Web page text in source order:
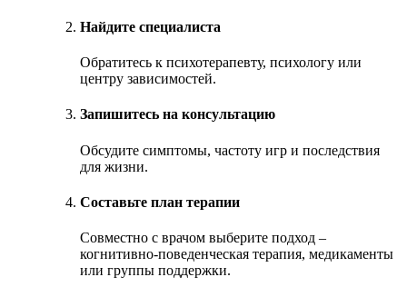
Найдите специалиста
Обратитесь к психотерапевту, психологу или
центру зависимостей.
Запишитесь на консультацию
Обсудите симптомы, частоту игр и последствия
для жизни.
Составьте план терапии
Совместно с врачом выберите подход –
когнитивно-поведенческая терапия, медикаменты
или группы поддержки.